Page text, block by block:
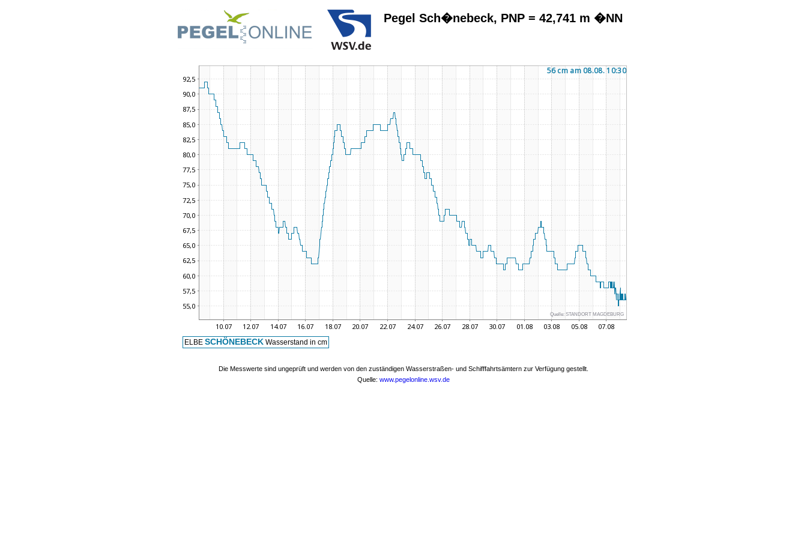
Pegel Sch�nebeck, PNP = 42,741 m �NN
Quelle: STANDORT MAGDEBURG
ELBE SCHÖNEBECK Wasserstand in cm
Die Messwerte sind ungeprüft und werden von den zuständigen Wasserstraßen- und Schifffahrtsämtern zur Verfügung gestellt.
Quelle: www.pegelonline.wsv.de